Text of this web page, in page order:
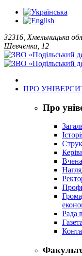
32316, Хмельницька
Шевченка, 12
ПРО
Про
Рада